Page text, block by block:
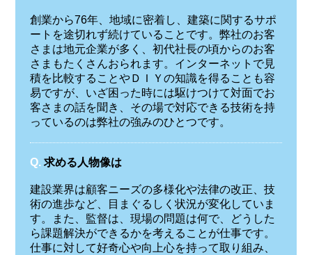
創業から76年、地域に密着し、建築に関するサポ
ートを途切れず続けていることです。弊社のお客
さまは地元企業が多く、初代社長の頃からのお客
さまもたくさんおられます。インターネットで見
積を比較することやＤＩＹの知識を得ることも容
易ですが、いざ困った時には駆けつけて対面でお
客さまの話を聞き、その場で対応できる技術を持
っているのは弊社の強みのひとつです。
Q. 求める人物像は
建設業界は顧客ニーズの多様化や法律の改正、技
術の進歩など、目まぐるしく状況が変化していま
す。また、監督は、現場の問題は何で、どうした
ら課題解決ができるかを考えることが仕事です。
仕事に対して好奇心や向上心を持って取り組み、